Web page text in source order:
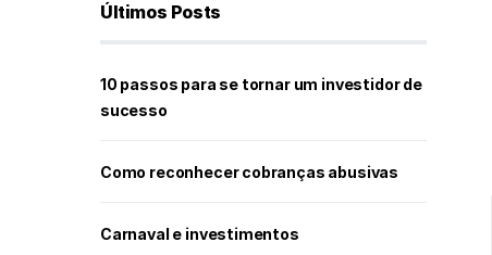
Últimos Posts
10 passos para se tornar um investidor de
sucesso
Como reconhecer cobranças abusivas
Carnaval e investimentos